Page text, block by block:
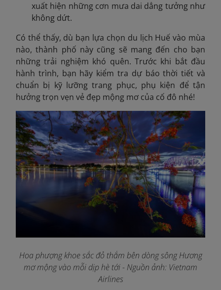
xuất hiện những cơn mưa dai dẳng tưởng như
không dứt.
Có thể thấy, dù bạn lựa chọn du lịch Huế vào mùa
nào, thành phố này cũng sẽ mang đến cho bạn
những trải nghiệm khó quên. Trước khi bắt đầu
hành trình, bạn hãy kiểm tra dự báo thời tiết và
chuẩn bị kỹ lưỡng trang phục, phụ kiện để tận
hưởng trọn vẹn vẻ đẹp mộng mơ của cố đô nhé!
Hoa phượng khoe sắc đỏ thắm bên dòng sông Hương
mơ mộng vào mỗi dịp hè tới - Nguồn ảnh: Vietnam
Airlines